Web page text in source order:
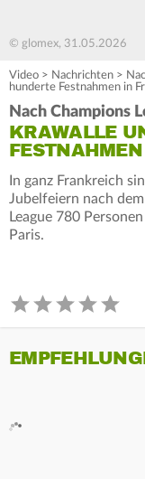
© glomex, 31.05.2026
Video > Nachrichten >
hunderte Festnahmen in
Nach Champions
KRAWALLE
In ganz Frankreich
Jubelfeiern nach
League 780
Paris.